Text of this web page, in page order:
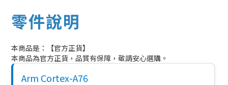
零件說明
本商品是：【官方正貨】
本商品為官方正貨，品質有保障，敬請安心選購。
Arm Cortex-A76